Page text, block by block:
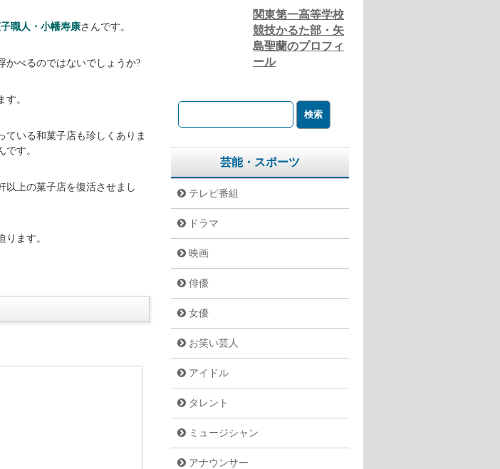
職人・小幡寿康
。
いる和菓子店も珍しくありま
上の菓子店を復活させまし
関東第一高等学校
競技かるた部・矢
島聖蘭のプロフィ
ール
芸能・スポーツ
テレビ番組
ドラマ
映画
俳優
女優
お笑い芸人
アイドル
タレント
ミュージシャン
アナウンサー